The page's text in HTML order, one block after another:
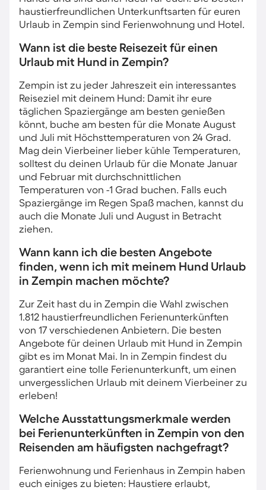
haustierfreundlichen Unterkunftsarten für euren
Urlaub in Zempin sind Ferienwohnung und Hotel.
Wann ist die beste Reisezeit für einen
Urlaub mit Hund in Zempin?
Zempin ist zu jeder Jahreszeit ein interessantes
Reiseziel mit deinem Hund: Damit ihr eure
täglichen Spaziergänge am besten genießen
könnt, buche am besten für die Monate August
und Juli mit Höchsttemperaturen von 24 Grad.
Mag dein Vierbeiner lieber kühle Temperaturen,
solltest du deinen Urlaub für die Monate Januar
und Februar mit durchschnittlichen
Temperaturen von -1 Grad buchen. Falls euch
Spaziergänge im Regen Spaß machen, kannst du
auch die Monate Juli und August in Betracht
ziehen.
Wann kann ich die besten Angebote
finden, wenn ich mit meinem Hund Urlaub
in Zempin machen möchte?
Zur Zeit hast du in Zempin die Wahl zwischen
1.812 haustierfreundlichen Ferienunterkünften
von 17 verschiedenen Anbietern. Die besten
Angebote für deinen Urlaub mit Hund in Zempin
gibt es im Monat Mai. In in Zempin findest du
garantiert eine tolle Ferienunterkunft, um einen
unvergesslichen Urlaub mit deinem Vierbeiner zu
erleben!
Welche Ausstattungsmerkmale werden
bei Ferienunterkünften in Zempin von den
Reisenden am häufigsten nachgefragt?
Ferienwohnung und Ferienhaus in Zempin haben
euch einiges zu bieten: Haustiere erlaubt,